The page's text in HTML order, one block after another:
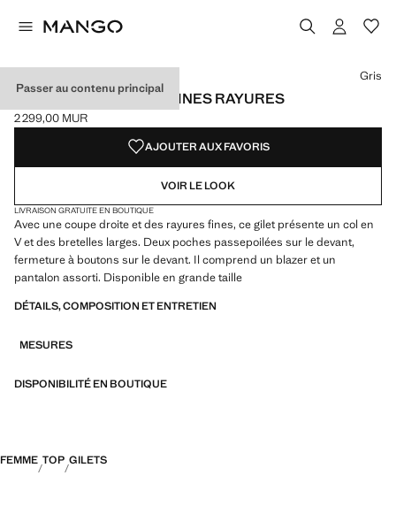
Passer au contenu principal
GILET DE COSTUME À FINES RAYURES
Prix actuel [2 299,00 MUR ]
2 299,00 MUR
Choisissez une couleur
Gris
AJOUTER AUX FAVORIS
VOIR LE LOOK
LIVRAISON GRATUITE EN BOUTIQUE
Avec une coupe droite et des rayures fines, ce gilet présente un col en
V et des bretelles larges. Deux poches passepoilées sur le devant,
fermeture à boutons sur le devant. Il comprend un blazer et un
pantalon assorti. Disponible en grande taille
DÉTAILS, COMPOSITION ET ENTRETIEN
MESURES
DISPONIBILITÉ EN BOUTIQUE
FEMME TOP GILETS